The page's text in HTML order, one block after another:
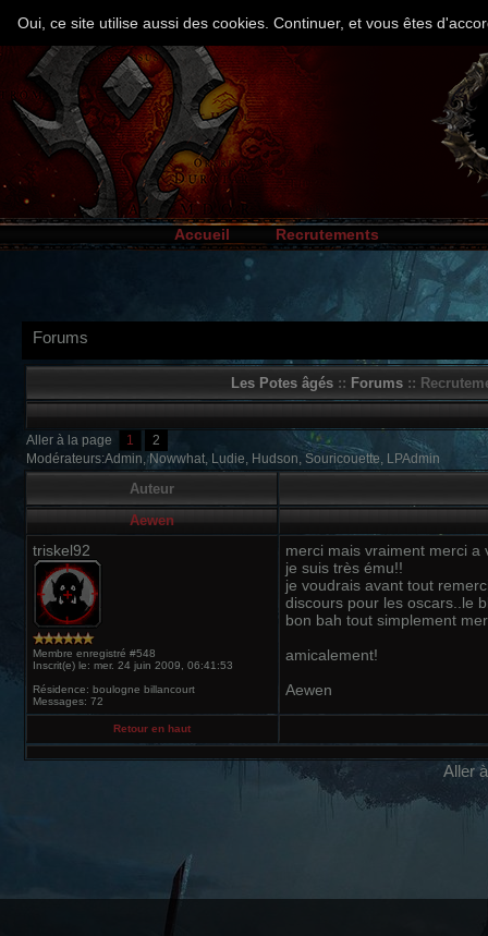
Accueil Recrutements
Forums
Les Potes âgés:: Forums::
Aller à la page 1
2
Modérateurs:Admin, Nowwhat, Ludie, Hudson, Souricouette, LPAdmin
Auteur
Aewen
triskel92
Membre enregistré #548
Inscrit(e) le: mer. 24 juin 2009, 06:41:53
Résidence: boulogne billancourt
Messages: 72
merci mais vraiment merci a
je suis très ému!!
je voudrais avant tout
discours pour les oscars..le
bon bah tout simplement
amicalement!
Aewen
Retour en haut
Aller
Oui, ce site utilise aussi des cookies. Continuer, et vous êtes